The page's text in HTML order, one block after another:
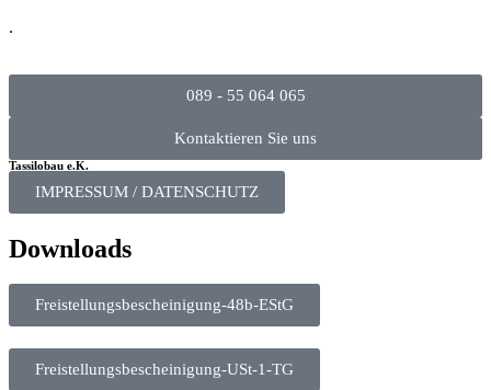
.
089 - 55 064 065
Kontaktieren Sie uns
Tassilobau e.K.
IMPRESSUM / DATENSCHUTZ
Downloads
Freistellungsbescheinigung-48b-EStG
Freistellungsbescheinigung-USt-1-TG